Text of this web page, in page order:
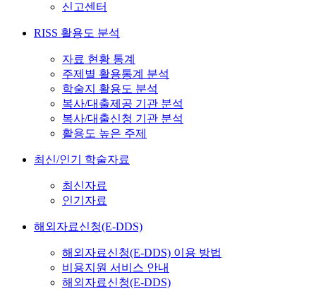
신고센터
RISS 활용도 분석
자료 현황 통계
주제별 활용통계 분석
학술지 활용도 분석
복사/대출제공 기관 분석
복사/대출신청 기관 분석
활용도 높은 주제
최신/인기 학술자료
최신자료
인기자료
해외자료신청(E-DDS)
해외자료신청(E-DDS) 이용 방법
비용지원 서비스 안내
해외자료신청(E-DDS)